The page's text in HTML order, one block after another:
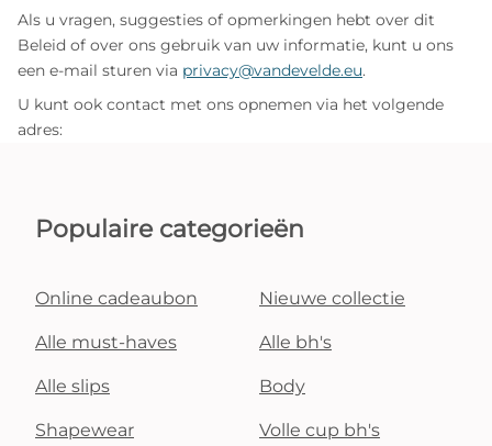
Als u vragen, suggesties of opmerkingen hebt over dit
Beleid of over ons gebruik van uw informatie, kunt u ons
een e‑mail sturen via privacy@vandevelde.eu.
U kunt ook contact met ons opnemen via het volgende
adres:
Populaire categorieën
Online cadeaubon Nieuwe collectie
Alle must-haves Alle bh's
Alle slips Body
Shapewear Volle cup bh's